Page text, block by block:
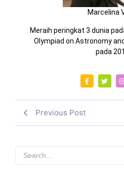
Marcelina
Meraih peringkat 3 dunia
Olympiad on Astronomy
pada
Previous Post